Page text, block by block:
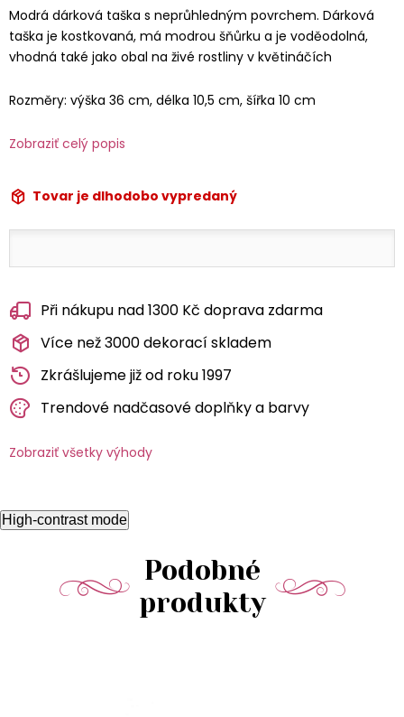
Modrá dárková taška s neprůhledným povrchem. Dárková
taška je kostkovaná, má modrou šňůrku a je voděodolná,
vhodná také jako obal na živé rostliny v květináčích
Rozměry: výška 36 cm, délka 10,5 cm, šířka 10 cm
Zobraziť celý popis
Tovar je dlhodobo vypredaný
Při nákupu nad 1300 Kč doprava zdarma
Více než 3000 dekorací skladem
Zkrášlujeme již od roku 1997
Trendové nadčasové doplňky a barvy
Zobraziť všetky výhody
High-contrast mode
Podobné
produkty